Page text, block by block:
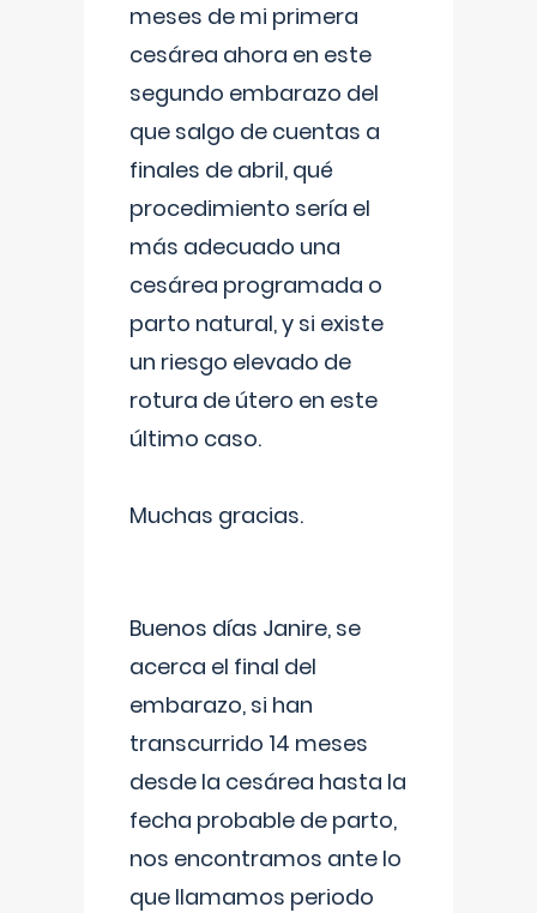
meses de mi primera
cesárea ahora en este
segundo embarazo del
que salgo de cuentas a
finales de abril, qué
procedimiento sería el
más adecuado una
cesárea programada o
parto natural, y si existe
un riesgo elevado de
rotura de útero en este
último caso.
Muchas gracias.
Buenos días Janire, se
acerca el final del
embarazo, si han
transcurrido 14 meses
desde la cesárea hasta la
fecha probable de parto,
nos encontramos ante lo
que llamamos periodo